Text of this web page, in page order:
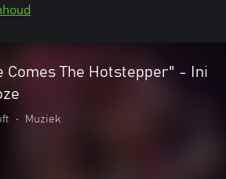
Comes The Hotstepper" - Ini
• Muziek